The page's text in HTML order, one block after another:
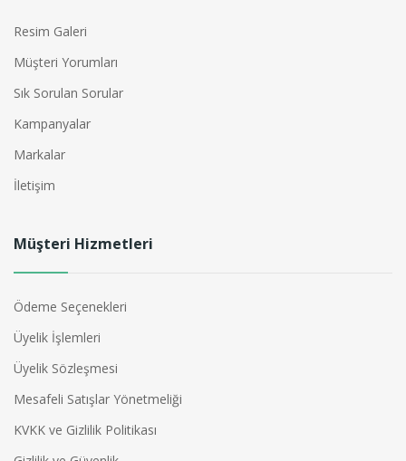
Resim Galeri
Müşteri Yorumları
Sık Sorulan Sorular
Kampanyalar
Markalar
İletişim
Müşteri Hizmetleri
Ödeme Seçenekleri
Üyelik İşlemleri
Üyelik Sözleşmesi
Mesafeli Satışlar Yönetmeliği
KVKK ve Gizlilik Politikası